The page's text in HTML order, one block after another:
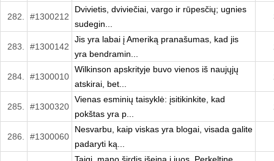
282. #1300212
Dvivietis, dviviečiai, vargo ir rūpesčių; ugnies
sudegin...
283. #1300142
Jis yra labai į Ameriką pranašumas, kad jis
yra bendramin...
284. #1300010
Wilkinson apskrityje buvo vienos iš naujųjų
atskirai, bet...
285. #1300320
Vienas esminių taisyklė: įsitikinkite, kad
pokštas yra p...
286. #1300060
Nesvarbu, kaip viskas yra blogai, visada galite
padaryti ką...